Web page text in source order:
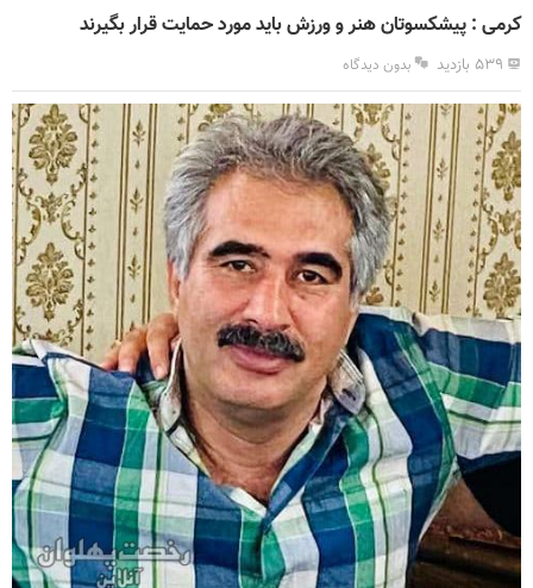
کرمی : پیشکسوتان هنر و ورزش باید مورد حمایت قرار بگیرند
۵۳۹ بازدید بدون دیدگاه